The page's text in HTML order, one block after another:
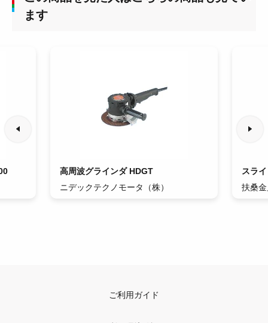
ます
高周波グラインダ HDGT
ニデックテクノモータ（株）
スラ
扶桑
ご利用ガイド